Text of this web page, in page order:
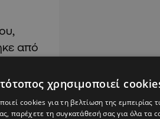
από
χρησιμοποιεί
cookies για τη βελτίωση της εμπειρίας
παρέχετε τη συγκατάθεσή σας για όλα τα